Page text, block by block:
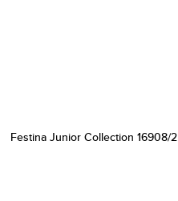
Festina Junior Collection 16908/2